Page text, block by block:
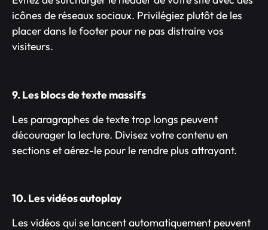
icônes de réseaux sociaux. Privilégiez plutôt de les
placer dans le footer pour ne pas distraire vos
visiteurs.
9. Les blocs de texte massifs
Les paragraphes de texte trop longs peuvent
décourager la lecture. Divisez votre contenu en
sections et aérez-le pour le rendre plus attrayant.
10. Les vidéos autoplay
Les vidéos qui se lancent automatiquement peuvent